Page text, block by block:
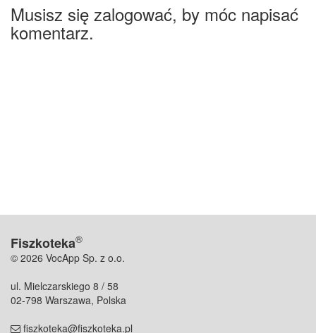
Musisz się zalogować, by móc napisać
komentarz.
Fiszkoteka®
© 2026 VocApp Sp. z o.o.
ul. Mielczarskiego 8 / 58
02-798 Warszawa, Polska
fiszkoteka@fiszkoteka.pl